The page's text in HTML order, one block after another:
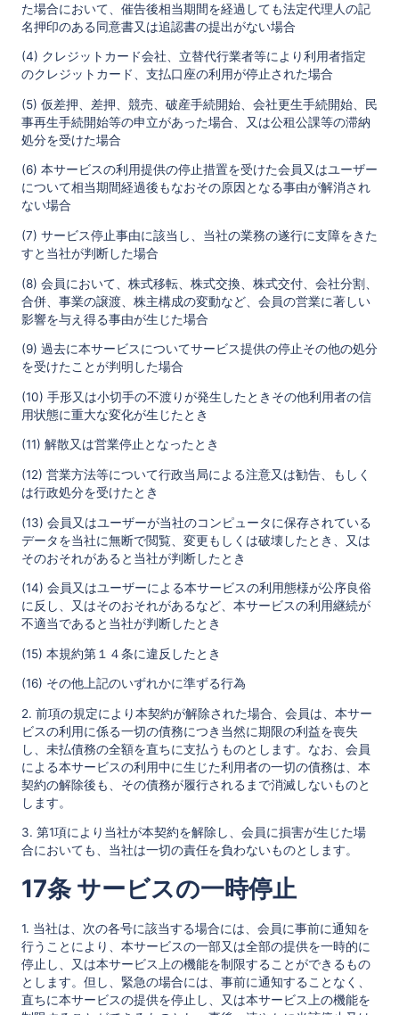
た場合において、催告後相当期間を経過しても法定代理人の記
名押印のある同意書又は追認書の提出がない場合
(4) クレジットカード会社、立替代行業者等により利用者指定
のクレジットカード、支払口座の利用が停止された場合
(5) 仮差押、差押、競売、破産手続開始、会社更生手続開始、民
事再生手続開始等の申立があった場合、又は公租公課等の滞納
処分を受けた場合
(6) 本サービスの利用提供の停止措置を受けた会員又はユーザー
について相当期間経過後もなおその原因となる事由が解消され
ない場合
(7) サービス停止事由に該当し、当社の業務の遂行に支障をきた
すと当社が判断した場合
(8) 会員において、株式移転、株式交換、株式交付、会社分割、
合併、事業の譲渡、株主構成の変動など、会員の営業に著しい
影響を与え得る事由が生じた場合
(9) 過去に本サービスについてサービス提供の停止その他の処分
を受けたことが判明した場合
(10) 手形又は小切手の不渡りが発生したときその他利用者の信
用状態に重大な変化が生じたとき
(11) 解散又は営業停止となったとき
(12) 営業方法等について行政当局による注意又は勧告、もしく
は行政処分を受けたとき
(13) 会員又はユーザーが当社のコンピュータに保存されている
データを当社に無断で閲覧、変更もしくは破壊したとき、又は
そのおそれがあると当社が判断したとき
(14) 会員又はユーザーによる本サービスの利用態様が公序良俗
に反し、又はそのおそれがあるなど、本サービスの利用継続が
不適当であると当社が判断したとき
(15) 本規約第１４条に違反したとき
(16) その他上記のいずれかに準ずる行為
2. 前項の規定により本契約が解除された場合、会員は、本サー
ビスの利用に係る一切の債務につき当然に期限の利益を喪失
し、未払債務の全額を直ちに支払うものとします。なお、会員
による本サービスの利用中に生じた利用者の一切の債務は、本
契約の解除後も、その債務が履行されるまで消滅しないものと
します。
3. 第1項により当社が本契約を解除し、会員に損害が生じた場
合においても、当社は一切の責任を負わないものとします。
17条 サービスの一時停止
1. 当社は、次の各号に該当する場合には、会員に事前に通知を
行うことにより、本サービスの一部又は全部の提供を一時的に
停止し、又は本サービス上の機能を制限することができるもの
とします。但し、緊急の場合には、事前に通知することなく、
直ちに本サービスの提供を停止し、又は本サービス上の機能を